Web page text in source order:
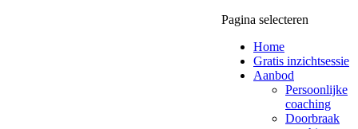
Pagina selecteren
Home
Gratis inzichtsessie
Aanbod
Persoonlijke
coaching
Doorbraak